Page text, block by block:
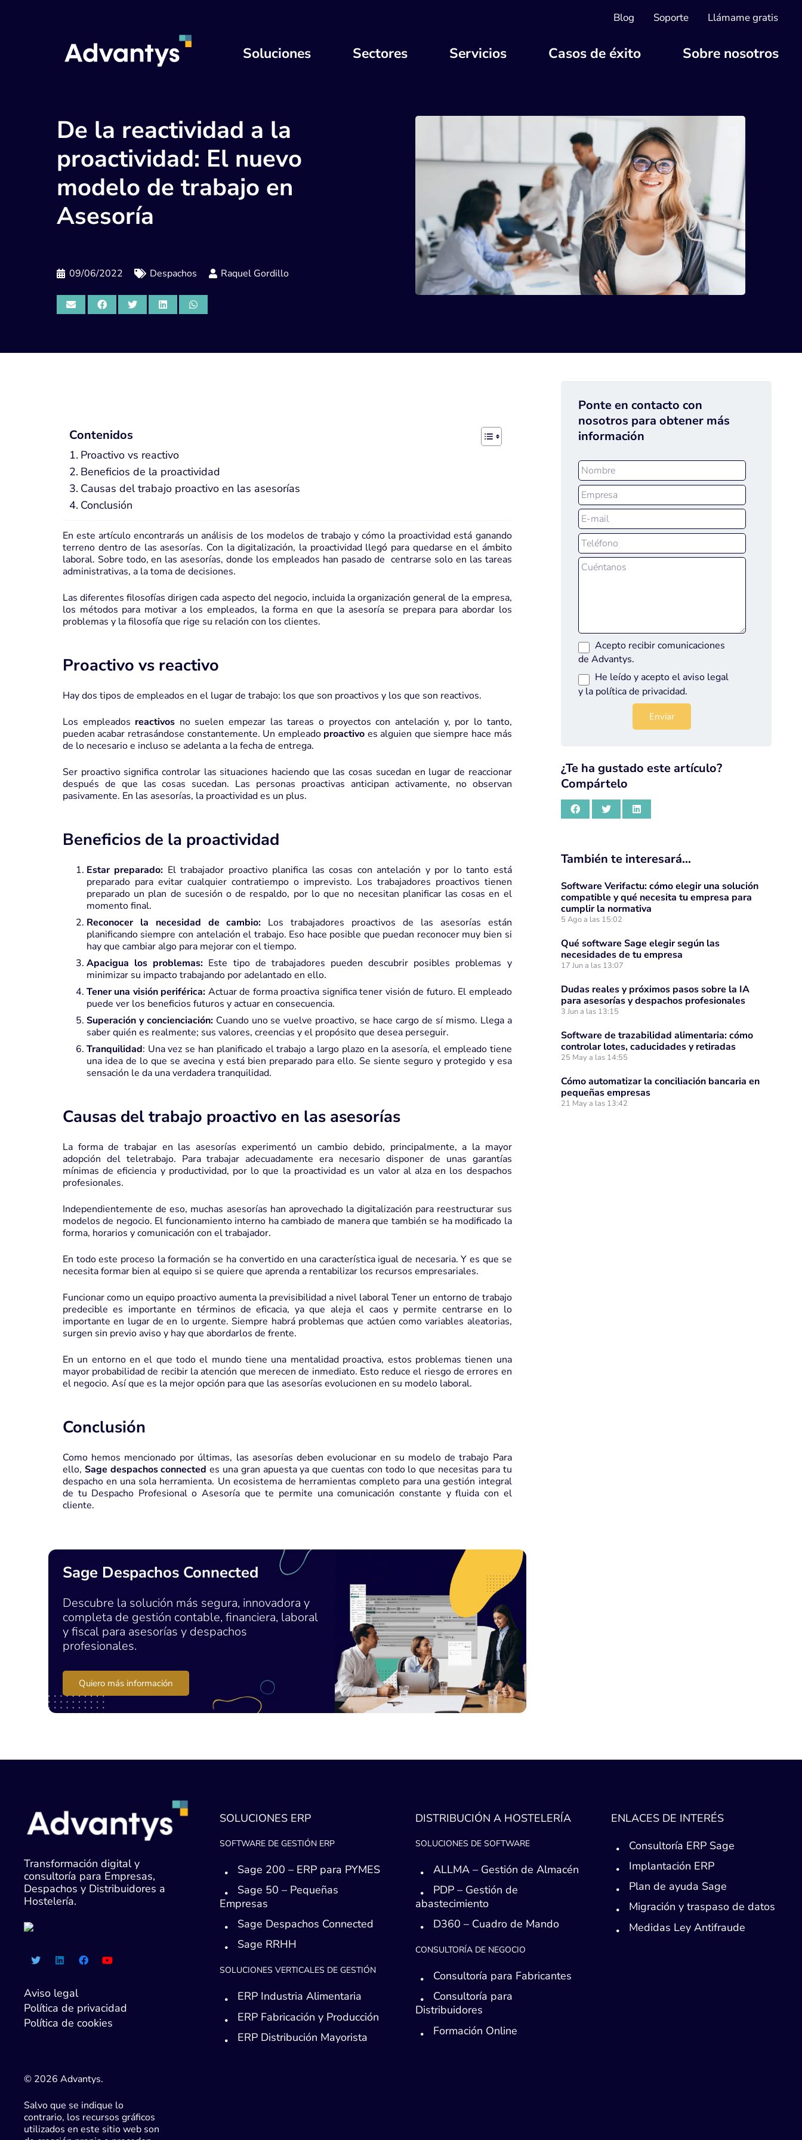
Blog Soporte Llámame gratis
Soluciones Sectores Servicios Casos de éxito Sobre nosotros
De la reactividad a la
proactividad: El nuevo
modelo de trabajo en
Asesoría
09/06/2022 Despachos Raquel Gordillo
Contenidos
Proactivo vs reactivo
Beneficios de la proactividad
Causas del trabajo proactivo en las asesorías
Conclusión
En este artículo encontrarás un análisis de los modelos de trabajo y cómo la proactividad está ganando
terreno dentro de las asesorías. Con la digitalización, la proactividad llegó para quedarse en el ámbito
laboral. Sobre todo, en las asesorías, donde los empleados han pasado de centrarse solo en las tareas
administrativas, a la toma de decisiones.
Las diferentes filosofías dirigen cada aspecto del negocio, incluida la organización general de la empresa,
los métodos para motivar a los empleados, la forma en que la asesoría se prepara para abordar los
problemas y la filosofía que rige su relación con los clientes.
Proactivo vs reactivo
Hay dos tipos de empleados en el lugar de trabajo: los que son proactivos y los que son reactivos.
Los empleados reactivos no suelen empezar las tareas o proyectos con antelación y, por lo tanto,
pueden acabar retrasándose constantemente. Un empleado proactivo es alguien que siempre hace más
de lo necesario e incluso se adelanta a la fecha de entrega.
Ser proactivo significa controlar las situaciones haciendo que las cosas sucedan en lugar de reaccionar
después de que las cosas sucedan. Las personas proactivas anticipan activamente, no observan
pasivamente. En las asesorías, la proactividad es un plus.
Beneficios de la proactividad
Estar preparado: El trabajador proactivo planifica las cosas con antelación y por lo tanto está
preparado para evitar cualquier contratiempo o imprevisto. Los trabajadores proactivos tienen
preparado un plan de sucesión o de respaldo, por lo que no necesitan planificar las cosas en el
momento final.
Reconocer la necesidad de cambio: Los trabajadores proactivos de las asesorías están
planificando siempre con antelación el trabajo. Eso hace posible que puedan reconocer muy bien si
hay que cambiar algo para mejorar con el tiempo.
Apacigua los problemas: Este tipo de trabajadores pueden descubrir posibles problemas y
minimizar su impacto trabajando por adelantado en ello.
Tener una visión periférica: Actuar de forma proactiva significa tener visión de futuro. El empleado
puede ver los beneficios futuros y actuar en consecuencia.
Superación y concienciación:Cuando uno se vuelve proactivo, se hace cargo de sí mismo. Llega a
saber quién es realmente; sus valores, creencias y el propósito que desea perseguir.
Tranquilidad: Una vez se han planificado el trabajo a largo plazo en laasesoría, el empleado tiene
una idea de lo que se avecina y está bien preparado para ello. Se siente seguro y protegido y esa
sensación le da una verdadera tranquilidad.
Causas del trabajo proactivo en las asesorías
La forma de trabajar en las asesorías experimentó un cambio debido, principalmente, a la mayor
adopción del teletrabajo. Para trabajar adecuadamente era necesario disponer de unas garantías
mínimas de eficiencia y productividad, por lo que la proactividad es un valor al alza en los despachos
profesionales.
Independientemente de eso, muchas asesorías han aprovechado la digitalización para reestructurar sus
modelos de negocio. El funcionamiento interno ha cambiado de manera que también se ha modificado la
forma, horarios y comunicación con el trabajador.
En todo este proceso la formación se ha convertido en una característica igual de necesaria. Y es que se
necesita formar bien al equipo si se quiere que aprenda a rentabilizar los recursos empresariales.
Funcionar como un equipo proactivo aumenta la previsibilidad a nivel laboral Tener un entorno de trabajo
predecible es importante en términos de eficacia, ya que aleja el caos y permite centrarse en lo
importante en lugar de en lo urgente. Siempre habrá problemas que actúen como variables aleatorias,
surgen sin previo aviso y hay que abordarlos de frente.
En un entorno en el que todo el mundo tiene una mentalidad proactiva, estos problemas tienen una
mayor probabilidad de recibir la atención que merecen de inmediato. Esto reduce el riesgo de errores en
el negocio. Así que es la mejor opción para que las asesorías evolucionen en su modelo laboral.
Conclusión
Como hemos mencionado por últimas, las asesorías deben evolucionar en su modelo de trabajo Para
ello, Sage despachos connected es una gran apuesta ya que cuentas con todo lo que necesitas para tu
despacho en una sola herramienta. Un ecosistema de herramientas completo para una gestión integral
de tu Despacho Profesional o Asesoría que te permite una comunicación constante y fluida con el
cliente.
Sage Despachos Connected
Descubre la solución más segura, innovadora y
completa de gestión contable, financiera, laboral
y fiscal para asesorías y despachos
profesionales.
Quiero más información
Ponte en contacto con
nosotros para obtener más
información
Acepto recibir comunicaciones
de Advantys.
He leído y acepto el aviso legal
y la política de privacidad.
¿Te ha gustado este artículo?
Compártelo
También te interesará…
Software Verifactu: cómo elegir una solución
compatible y qué necesita tu empresa para
cumplir la normativa
5 Ago a las 15:02
Qué software Sage elegir según las
necesidades de tu empresa
17 Jun a las 13:07
Dudas reales y próximos pasos sobre la IA
para asesorías y despachos profesionales
3 Jun a las 13:15
Software de trazabilidad alimentaria: cómo
controlar lotes, caducidades y retiradas
25 May a las 14:55
Cómo automatizar la conciliación bancaria en
pequeñas empresas
21 May a las 13:42
Transformación digital y
consultoría para Empresas,
Despachos y Distribuidores a
Hostelería.
Aviso legal
Política de privacidad
Política de cookies
© 2026 Advantys.
Salvo que se indique lo
contrario, los recursos gráficos
utilizados en este sitio web son
SOLUCIONES ERP
SOFTWARE DE GESTIÓN ERP
Sage 200 – ERP para PYMES
Sage 50 – Pequeñas
Empresas
Sage Despachos Connected
Sage RRHH
SOLUCIONES VERTICALES DE GESTIÓN
ERP Industria Alimentaria
ERP Fabricación y Producción
ERP Distribución Mayorista
DISTRIBUCIÓN A HOSTELERÍA
SOLUCIONES DE SOFTWARE
ALLMA – Gestión de Almacén
PDP – Gestión de
abastecimiento
D360 – Cuadro de Mando
CONSULTORÍA DE NEGOCIO
Consultoría para Fabricantes
Consultoría para
Distribuidores
Formación Online
ENLACES DE INTERÉS
Consultoría ERP Sage
Implantación ERP
Plan de ayuda Sage
Migración y traspaso de datos
Medidas Ley Antifraude